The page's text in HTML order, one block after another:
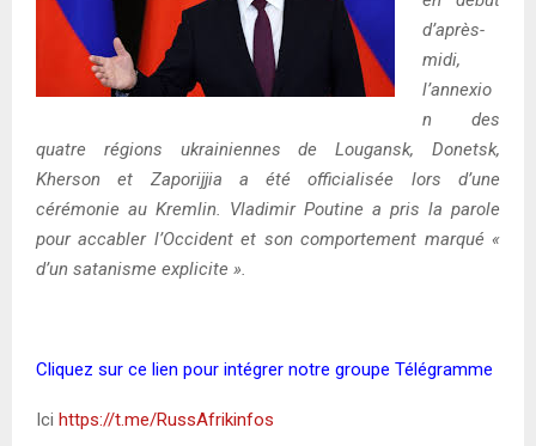
d’après-
midi,
l’annexio
n des
quatre régions ukrainiennes de Lougansk, Donetsk,
Kherson et Zaporijjia a été officialisée lors d’une
cérémonie au Kremlin. Vladimir Poutine a pris la parole
pour accabler l’Occident et son comportement marqué «
d’un satanisme explicite ».
Cliquez sur ce lien pour intégrer notre groupe Télégramme
Ici https://t.me/RussAfrikinfos